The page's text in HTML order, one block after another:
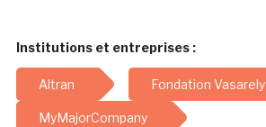
Institutions et entreprises :
Altran Fondation Vasarely
MyMajorCompany